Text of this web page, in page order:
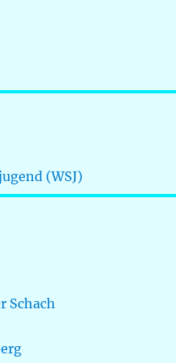
(WSJ)
Schach